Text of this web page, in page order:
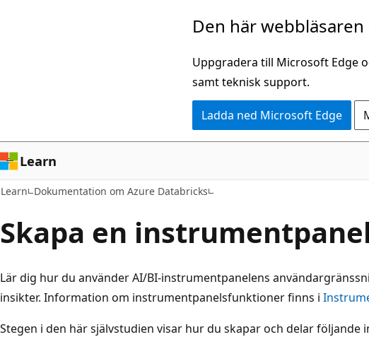
Den här
Uppgradera till Microsoft Edge
samt teknisk support.
Ladda ned Microsoft Edge
Learn
Learn Dokumentation om Azure Databricks
Skapa en instrumentpanel
Lär dig hur du använder AI/BI-instrumentpanelens
insikter. Information om instrumentpanelsfunktioner finns i
Stegen i den här självstudien visar hur du skapar och delar följande